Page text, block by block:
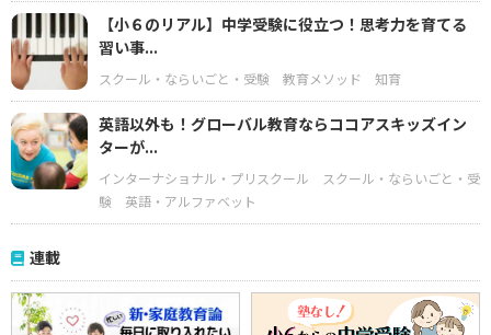
【小６のリアル】中学受験に役立つ！思考力を育てる
習い事...
スクール・ならいごと・受験 教育メソッド 知育
英語以外も！グローバル教育ならココアスキッズイン
ターが...
インターナショナル・プリスクール
スクール・ならいごと・受
験
英語・アルファベット
連載